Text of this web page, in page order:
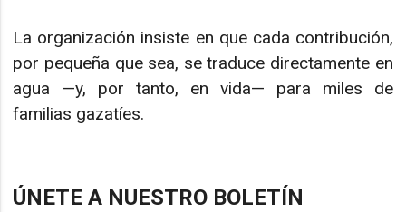
La organización insiste en que cada contribución,
por pequeña que sea, se traduce directamente en
agua —y, por tanto, en vida— para miles de
familias gazatíes.
ÚNETE A NUESTRO BOLETÍN